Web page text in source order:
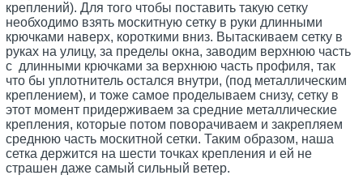
креплений). Для того чтобы поставить такую сетку
необходимо взять москитную сетку в руки длинными
крючками наверх, короткими вниз. Вытаскиваем сетку в
руках на улицу, за пределы окна, заводим верхнюю часть
с длинными крючками за верхнюю часть профиля, так
что бы уплотнитель остался внутри, (под металлическим
креплением), и тоже самое проделываем снизу, сетку в
этот момент придерживаем за средние металлические
крепления, которые потом поворачиваем и закрепляем
среднюю часть москитной сетки. Таким образом, наша
сетка держится на шести точках крепления и ей не
страшен даже самый сильный ветер.